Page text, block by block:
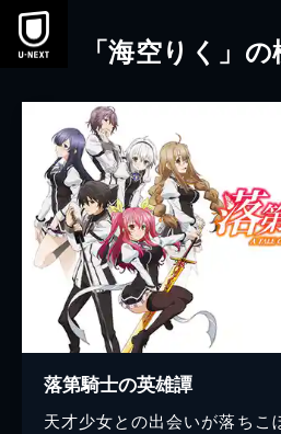
本文へスキップ
「海空りく」
落第騎士の英雄譚
天才少女との出会いが落ちこ